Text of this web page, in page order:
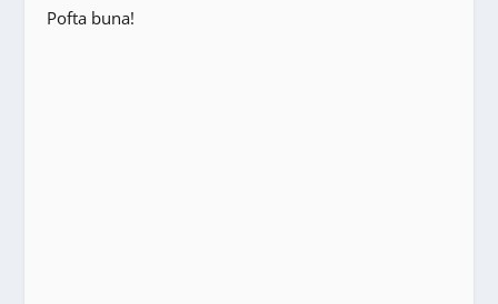
Pofta buna!